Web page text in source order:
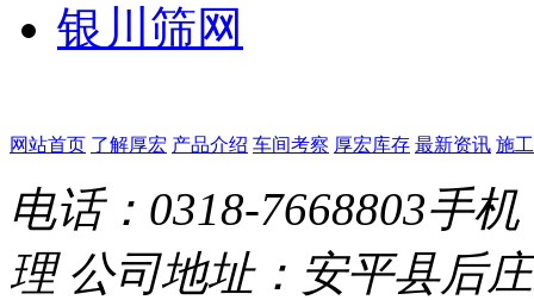
银川筛网
网站首页 了解厚宏 产品介绍 车间考察 厚宏库存 最新资讯 施
电话：0318-7668803手机
理 公司地址：安平县后